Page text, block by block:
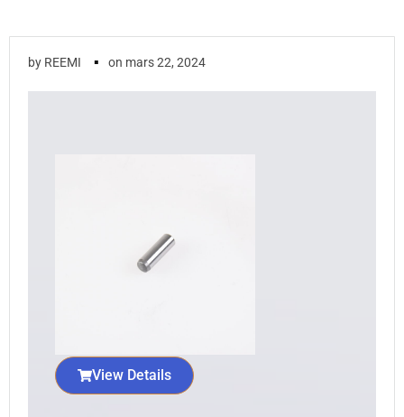
by REEMI ▪ on mars 22, 2024
View Details